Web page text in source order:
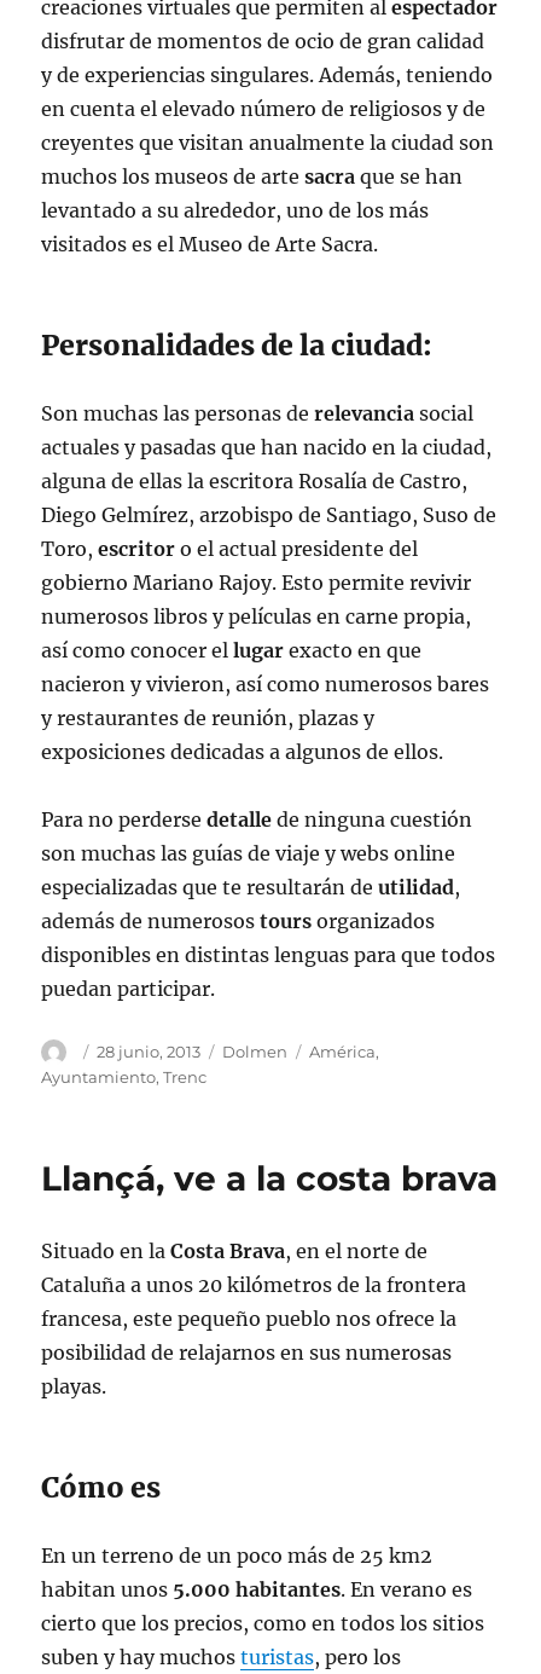
creaciones virtuales que permiten alespectador
disfrutar de momentos de ocio de gran calidad
y de experiencias singulares. Además, teniendo
en cuenta el elevado número de religiosos y de
creyentes que visitan anualmente la ciudad son
muchos los museos de artesacra que se han
levantado a su alrededor, uno de los más
visitados es el Museo de Arte Sacra.
Personalidades de la ciudad:
Son muchas las personas derelevancia social
actuales y pasadas que han nacido en la ciudad,
alguna de ellas la escritora Rosalía de Castro,
Diego Gelmírez, arzobispo de Santiago, Suso de
Toro,escritor o el actual presidente del
gobierno Mariano Rajoy. Esto permite revivir
numerosos libros y películas en carne propia,
así como conocer ellugar exacto en que
nacieron y vivieron, así como numerosos bares
y restaurantes de reunión, plazas y
exposiciones dedicadas a algunos de ellos.
Para no perdersedetalle de ninguna cuestión
son muchas las guías de viaje y webs online
especializadas que te resultarán deutilidad,
además de numerosostours organizados
disponibles en distintas lenguas para que todos
puedan participar.
AutorPublicado
el
28 junio, 2013 Categorías
Dolmen Etiquetas
América,
Ayuntamiento,Trenc
Llançá, ve a la costa brava
Situado en laCosta Brava, en el norte de
Cataluña a unos 20 kilómetros de la frontera
francesa, este pequeño pueblo nos ofrece la
posibilidad de relajarnos en sus numerosas
playas.
Cómo es
En un terreno de un poco más de 25 km2
habitan unos 5.000 habitantes. En verano es
cierto que los precios, como en todos los sitios
suben y hay muchosturistas, pero los